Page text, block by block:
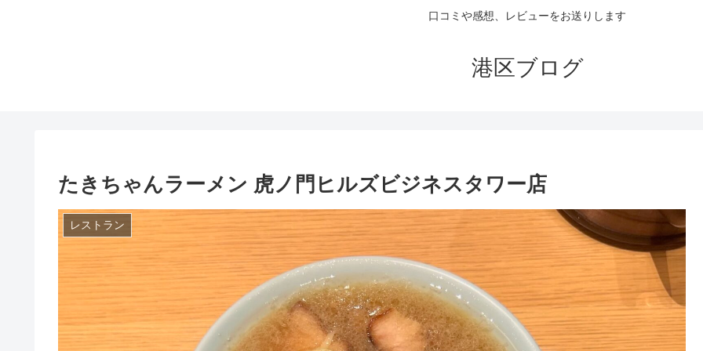
口コミや感想、レビューをお送りします
港区ブログ
たきちゃんラーメン 虎ノ門ヒルズビジネスタワー店
レストラン